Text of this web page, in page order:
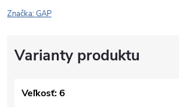
Značka:GAP
Veľkosť: 6